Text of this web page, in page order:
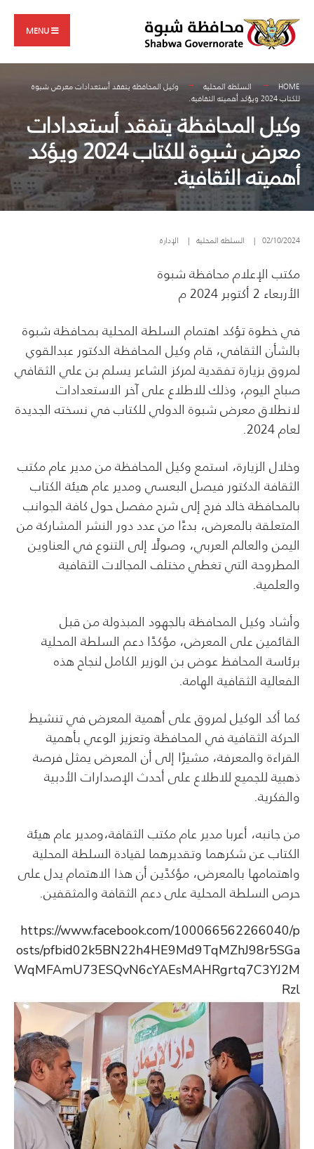
content
MENU
HOME السلطة المحلية
وكيل المحافظة يتفقد أستعدادات معرض شبوة
للكتاب 2024 ويؤكد أهميته الثقافية.
وكيل المحافظة يتفقد أستعدادات
معرض شبوة للكتاب 2024 ويؤكد
أهميته الثقافية.
02/10/2024
| السلطة المحلية | الإدارة
مكتب الإعلام محافظة شبوة
الأربعاء 2 أكتوبر 2024 م
في خطوة تؤكد اهتمام السلطة المحلية بمحافظة شبوة
بالشأن الثقافي، قام وكيل المحافظة الدكتور عبدالقوي
لمروق بزيارة تفقدية لمركز الشاعر يسلم بن علي الثقافي
صباح اليوم، وذلك للاطلاع على آخر الاستعدادات
لانطلاق معرض شبوة الدولي للكتاب في نسخته الجديدة
لعام 2024.
وخلال الزيارة، استمع وكيل المحافظة من مدير عام مكتب
الثقافة الدكتور فيصل البعسي ومدير عام هيئة الكتاب
بالمحافظة خالد فرج إلى شرح مفصل حول كافة الجوانب
المتعلقة بالمعرض، بدءًا من عدد دور النشر المشاركة من
اليمن والعالم العربي، وصولًا إلى التنوع في العناوين
المطروحة التي تغطي مختلف المجالات الثقافية
والعلمية.
وأشاد وكيل المحافظة بالجهود المبذولة من قبل
القائمين على المعرض، مؤكدًا دعم السلطة المحلية
برئاسة المحافظ عوض بن الوزير الكامل لنجاح هذه
الفعالية الثقافية الهامة.
كما أكد الوكيل لمروق على أهمية المعرض في تنشيط
الحركة الثقافية في المحافظة وتعزيز الوعي بأهمية
القراءة والمعرفة، مشيرًا إلى أن المعرض يمثل فرصة
ذهبية للجميع للاطلاع على أحدث الإصدارات الأدبية
والفكرية.
من جانبه، أعربا مدير عام مكتب الثقافة،ومدير عام هيئة
الكتاب عن شكرهما وتقديرهما لقيادة السلطة المحلية
واهتمامها بالمعرض، مؤكدًين أن هذا الاهتمام يدل على
حرص السلطة المحلية على دعم الثقافة والمثقفين.
https://www.facebook.com/100066562266040/p
osts/pfbid02k5BN22h4HE9Md9TqMZhJ98r5SGa
WqMFAmU73ESQvN6cYAEsMAHRgrtq7C3YJ2M
Rzl
for: